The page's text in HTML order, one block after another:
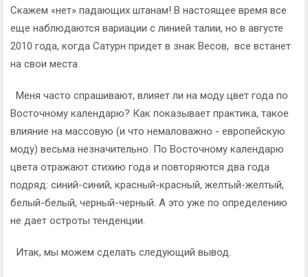
Скажем «нет» падающих штанам! В настоящее время все
еще наблюдаются вариации с линией талии, но в августе
2010 года, когда Сатурн придет в знак Весов, все встанет
на свои места.
Меня часто спрашивают, влияет ли на моду цвет года по
Восточному календарю? Как показывает практика, такое
влияние на массовую (и что немаловажно - европейскую
моду) весьма незначительно. По Восточному календарю
цвета отражают стихию года и повторяются два года
подряд: синий-синий, красный-красный, желтый-желтый,
белый-белый, черный-черный. А это уже по определению
не дает остроты тенденции.
Итак, мы можем сделать следующий вывод.